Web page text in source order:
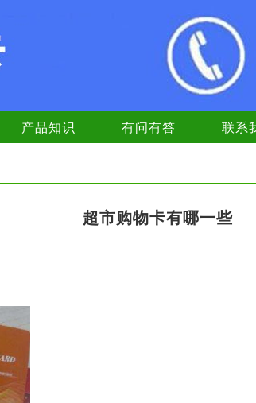
产品知识 有问有答 联系
超市购物卡有哪一些